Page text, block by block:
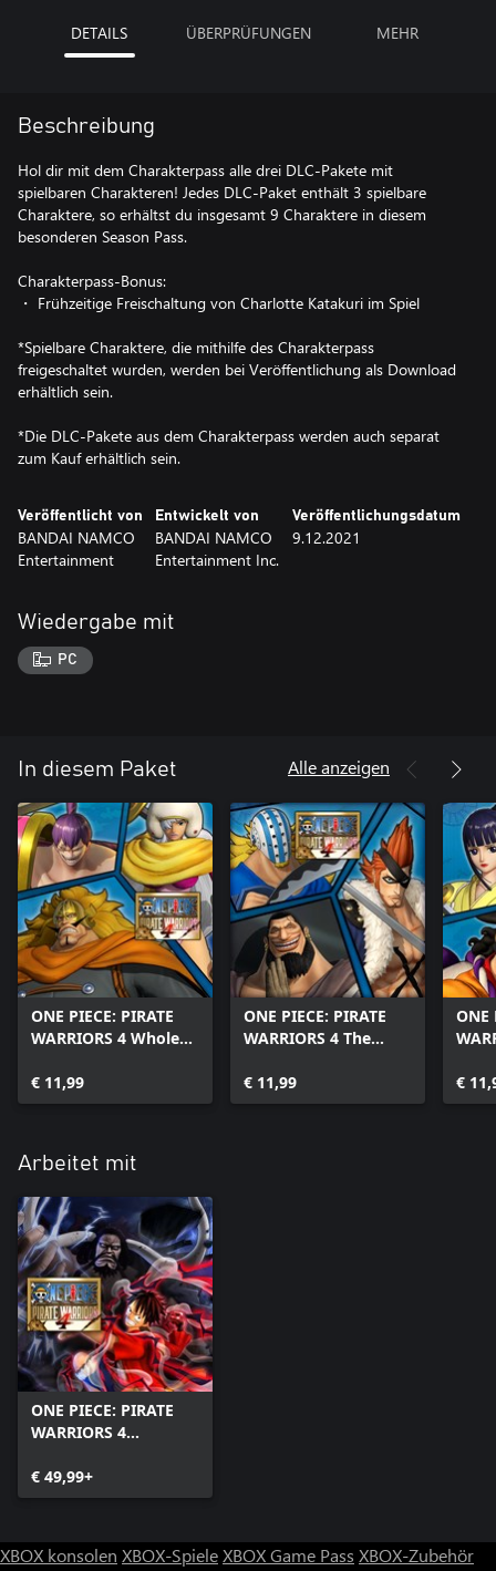
DETAILS ÜBERPRÜFUNGEN MEHR
Beschreibung
Hol dir mit dem Charakterpass alle drei DLC-Pakete mit
spielbaren Charakteren! Jedes DLC-Paket enthält 3 spielbare
Charaktere, so erhältst du insgesamt 9 Charaktere in diesem
besonderen Season Pass.
Charakterpass-Bonus:
・ Frühzeitige Freischaltung von Charlotte Katakuri im Spiel
*Spielbare Charaktere, die mithilfe des Charakterpass
freigeschaltet wurden, werden bei Veröffentlichung als Download
erhältlich sein.
*Die DLC-Pakete aus dem Charakterpass werden auch separat
zum Kauf erhältlich sein.
Veröffentlicht von
BANDAI NAMCO
Entertainment
Entwickelt von
BANDAI NAMCO
Entertainment Inc.
Veröffentlichungsdatum
9.12.2021
Wiedergabe mit
PC
In diesem Paket Alle anzeigen
ONE PIECE: PIRATE
WARRIORS 4 Whole
€ 11,99
ONE PIECE: PIRATE
WARRIORS 4 The
Pack
€ 11,99
ONE
€
Arbeitet mit
ONE PIECE: PIRATE
WARRIORS 4
€ 49,99+
XBOX konsolen XBOX-SpieleXBOX Game Pass XBOX-Zubehör